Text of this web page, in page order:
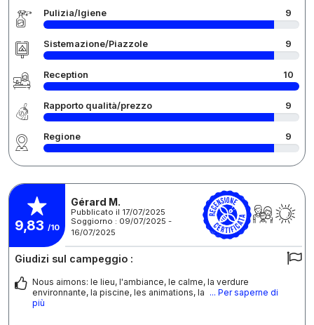
Pulizia/Igiene 9
Sistemazione/Piazzole 9
Reception 10
Rapporto qualità/prezzo 9
Regione 9
9,83 /10
Gérard M.
Pubblicato il 17/07/2025
Soggiorno : 09/07/2025 -
16/07/2025
Giudizi sul campeggio :
Nous aimons: le lieu, l'ambiance, le calme, la verdure
environnante, la piscine, les animations, la ... Per saperne di
più